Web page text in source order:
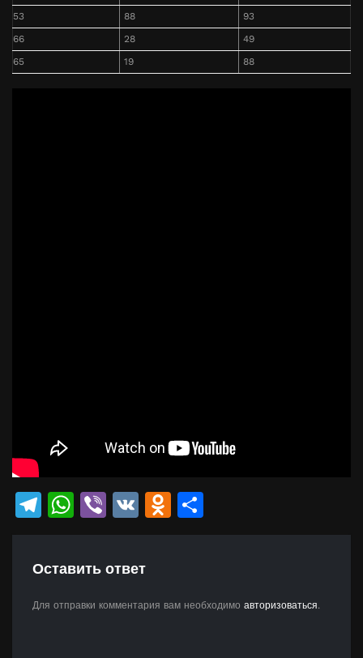
53
88
93
66
28
49
65
19 88
Telegram
WhatsApp
Viber
VK Odnoklassniki
Оставить ответ
Для отправки комментария вам необходимо авторизоваться.